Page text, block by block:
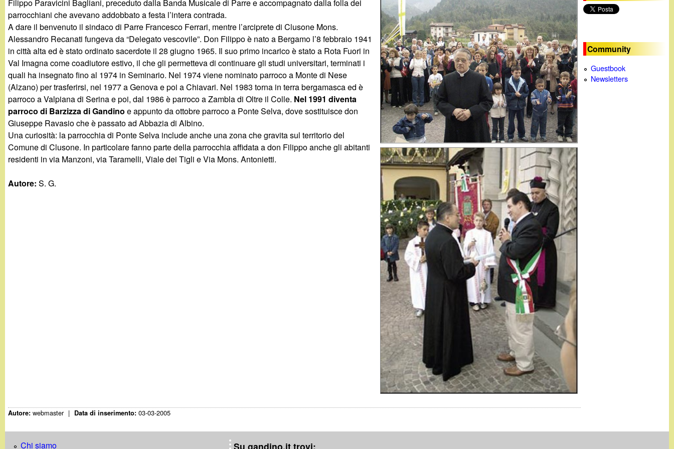
g
a
n
d
i
n
o
.
c
a
Filippo Paravicini Bagliani, preceduto dalla Banda Musicale di Parre e accompagnato dalla folla dei
parrocchiani che avevano addobbato a festa l’intera contrada.
A dare il benvenuto il sindaco di Parre Francesco Ferrari, mentre l’arciprete di Clusone Mons.
Alessandro Recanati fungeva da “Delegato vescovile”. Don Filippo è nato a Bergamo l’8 febbraio 1941
in città alta ed è stato ordinato sacerdote il 28 giugno 1965. Il suo primo incarico è stato a Rota Fuori in
Val Imagna come coadiutore estivo, il che gli permetteva di continuare gli studi universitari, terminati i
quali ha insegnato fino al 1974 in Seminario. Nel 1974 viene nominato parroco a Monte di Nese
(Alzano) per trasferirsi, nel 1977 a Genova e poi a Chiavari. Nel 1983 torna in terra bergamasca ed è
parroco a Valpiana di Serina e poi, dal 1986 è parroco a Zambla di Oltre il Colle. Nel 1991 diventa
parroco di Barzizza di Gandino e appunto da ottobre parroco a Ponte Selva, dove sostituisce don
Giuseppe Ravasio che è passato ad Abbazia di Albino.
Una curiosità: la parrocchia di Ponte Selva include anche una zona che gravita sul territorio del
Comune di Clusone. In particolare fanno parte della parrocchia affidata a don Filippo anche gli abitanti
residenti in via Manzoni, via Taramelli, Viale dei Tigli e Via Mons. Antonietti.
Autore:S. G.
Autore:webmaster | Data di inserimento:03-03-2005
Community
Guestbook
Newsletters
Chi siamo Su gandino.it trovi: